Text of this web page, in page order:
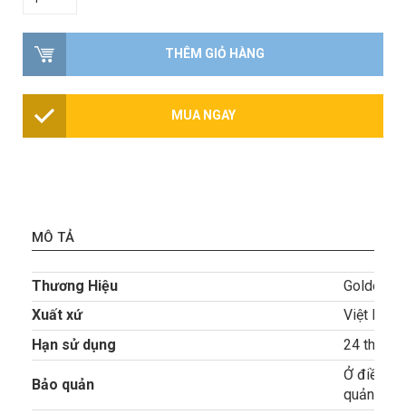
THÊM GIỎ HÀNG
MUA NGAY
MÔ TẢ
Thương Hiệu
Golden
Xuất xứ
Việt Nam
Hạn sử dụng
24 tháng
Bảo quản
Ở điều
quản